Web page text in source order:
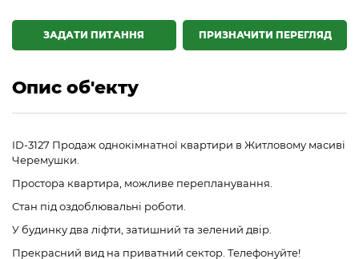
ПРИЗНАЧИТИ ПЕРЕГЛЯД
ЗАДАТИ ПИТАННЯ
Опис об'екту
ID-3127 Продаж однокімнатної квартири в Житловому масиві
Черемушки.
Простора квартира, можливе перепланування.
Стан під оздоблювальні роботи.
У будинку два ліфти, затишний та зелений двір.
Прекрасний вид на приватний сектор. Телефонуйте!